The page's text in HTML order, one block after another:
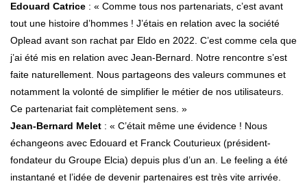
Edouard Catrice : « Comme tous nos partenariats, c’est avant
tout une histoire d’hommes ! J’étais en relation avec la société
Oplead avant son rachat par Eldo en 2022. C’est comme cela que
j’ai été mis en relation avec Jean-Bernard. Notre rencontre s’est
faite naturellement. Nous partageons des valeurs communes et
notamment la volonté de simplifier le métier de nos utilisateurs.
Ce partenariat fait complètement sens. »
Jean-Bernard Melet : « C’était même une évidence ! Nous
échangeons avec Edouard et Franck Couturieux (président-
fondateur du Groupe Elcia) depuis plus d’un an. Le feeling a été
instantané et l’idée de devenir partenaires est très vite arrivée.